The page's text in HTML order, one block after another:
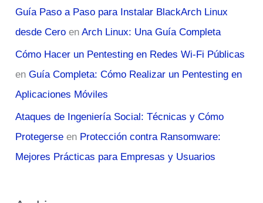
Guía Paso a Paso para Instalar BlackArch Linux
desde Cero enArch Linux: Una Guía Completa
Cómo Hacer un Pentesting en Redes Wi-Fi Públicas
enGuía Completa: Cómo Realizar un Pentesting en
Aplicaciones Móviles
Ataques de Ingeniería Social: Técnicas y Cómo
Protegerse en Protección contra Ransomware:
Mejores Prácticas para Empresas y Usuarios